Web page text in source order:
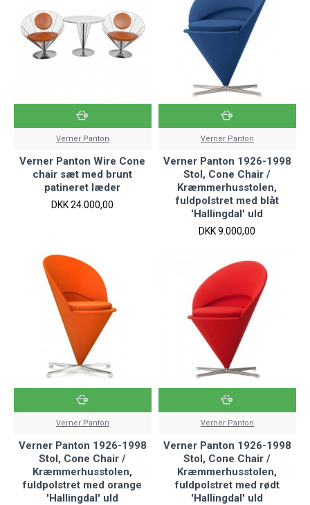
Verner Panton
Verner Panton Wire Cone
chair sæt med brunt
patineret læder
DKK 24.000,00
Verner Panton
Verner Panton 1926-1998
Stol, Cone Chair /
Kræmmerhusstolen,
fuldpolstret med blåt
'Hallingdal' uld
DKK 9.000,00
Verner Panton
Verner Panton 1926-1998
Stol, Cone Chair /
Kræmmerhusstolen,
fuldpolstret med orange
'Hallingdal' uld
Verner Panton
Verner Panton 1926-1998
Stol, Cone Chair /
Kræmmerhusstolen,
fuldpolstret med rødt
'Hallingdal' uld